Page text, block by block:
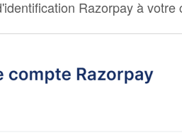
Razorpay à votre